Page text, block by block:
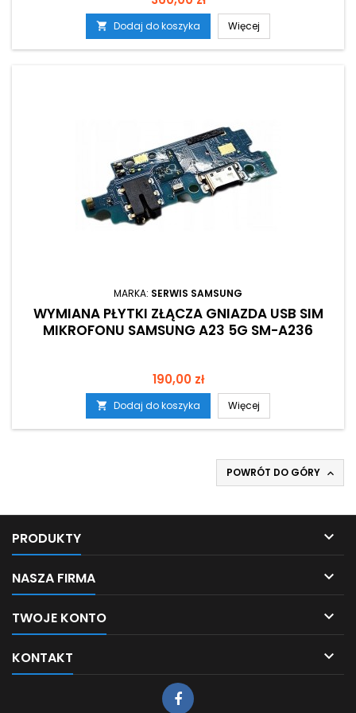
 Dodaj do koszyka Więcej
MARKA: SERWIS SAMSUNG
WYMIANA PŁYTKI ZŁĄCZA GNIAZDA USB SIM
MIKROFONU SAMSUNG A23 5G SM-A236
Cena
190,00 zł
 Dodaj do koszyka Więcej
POWRÓT DO GÓRY 
PRODUKTY 
NASZA FIRMA 
TWOJE KONTO 
KONTAKT 